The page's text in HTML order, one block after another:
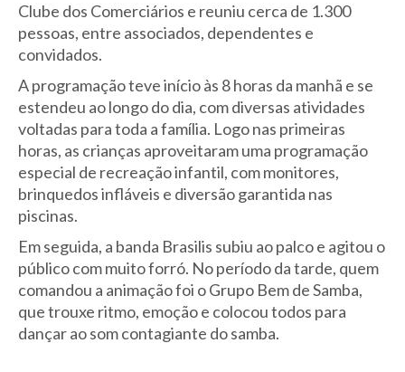
Clube dos Comerciários e reuniu cerca de 1.300
pessoas, entre associados, dependentes e
convidados.
A programação teve início às 8 horas da manhã e se
estendeu ao longo do dia, com diversas atividades
voltadas para toda a família. Logo nas primeiras
horas, as crianças aproveitaram uma programação
especial de recreação infantil, com monitores,
brinquedos infláveis e diversão garantida nas
piscinas.
Em seguida, a banda Brasilis subiu ao palco e agitou o
público com muito forró. No período da tarde, quem
comandou a animação foi o Grupo Bem de Samba,
que trouxe ritmo, emoção e colocou todos para
dançar ao som contagiante do samba.